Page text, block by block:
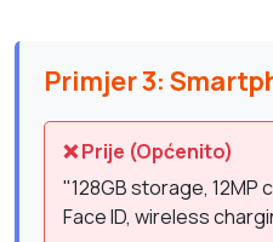
Primjer 3:
❌ Prije (Općenito)
"128GB storage, 12MP
Face ID, wireless